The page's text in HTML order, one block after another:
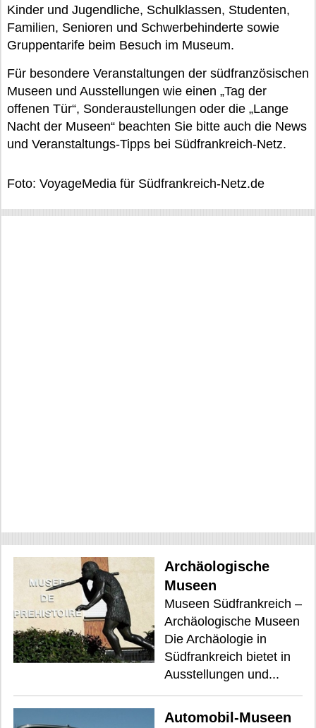
Kinder und Jugendliche, Schulklassen, Studenten,
Familien, Senioren und Schwerbehinderte sowie
Gruppentarife beim Besuch im Museum.
Für besondere Veranstaltungen der südfranzösischen
Museen und Ausstellungen wie einen „Tag der
offenen Tür“, Sonderaustellungen oder die „Lange
Nacht der Museen“ beachten Sie bitte auch die News
und Veranstaltungs-Tipps bei Südfrankreich-Netz.
Foto: VoyageMedia für Südfrankreich-Netz.de
Archäologische
Museen
Museen Südfrankreich –
Archäologische Museen
Die Archäologie in
Südfrankreich bietet in
Ausstellungen und...
Automobil-Museen